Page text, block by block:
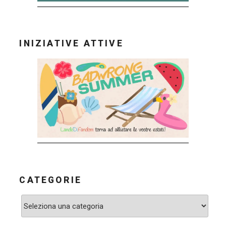
INIZIATIVE ATTIVE
CATEGORIE
Categorie